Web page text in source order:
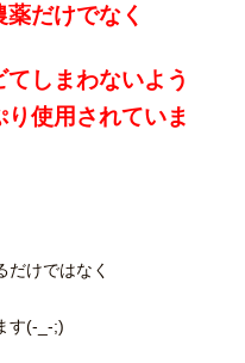
だけでなく
しまわないよう
使用されていま
だけではなく
す(-_-;)